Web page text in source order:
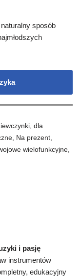
sposób
, dla
, Na prezent,
wielofunkcyjne,
i pasję
instrumentów
edukacyjny